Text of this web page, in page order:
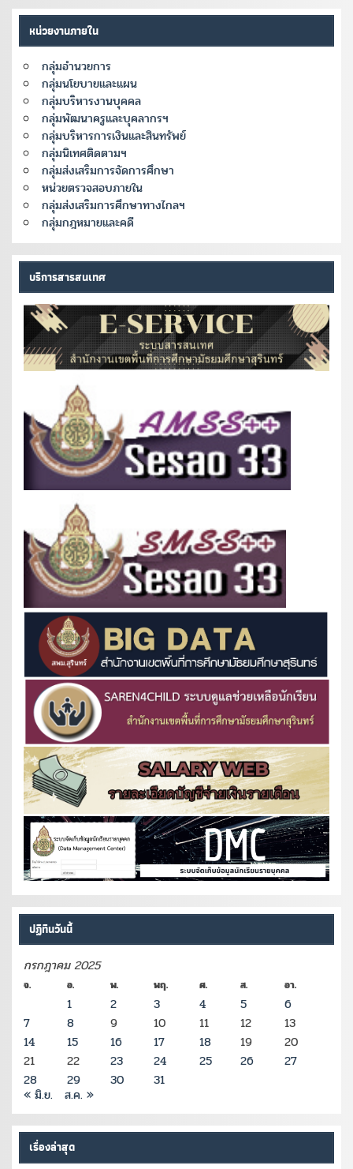
หน่วยงานภายใน
กลุ่มอำนวยการ
กลุ่มนโยบายและแผน
กลุ่มบริหารงานบุคคล
กลุ่มพัฒนาครูและบุคลากรฯ
กลุ่มบริหารการเงินและสินทรัพย์
กลุ่มนิเทศติดตามฯ
กลุ่มส่งเสริมการจัดการศึกษา
หน่วยตรวจสอบภายใน
กลุ่มส่งเสริมการศึกษาทางไกลฯ
กลุ่มกฎหมายและคดี
บริการสารสนเทศ
ปฏิทินวันนี้
กรกฎาคม 2025
จ. อ. พ. พฤ. ศ. ส. อา.
1 2 3 4 5
6
7
8 9 10 11 12
13
14
15 16 17 18 19
20
21
22 23 24 25 26
27
28
29 30 31
« มิ.ย. ส.ค. »
เรื่องล่าสุด